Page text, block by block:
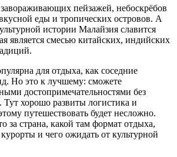
пейзажей, небоскрёбов
еды и тропических островов. А
истории Малайзия славится
является смесью китайских, индийских
для отдыха, как соседние
Но это к лучшему: сможете
достопримечательностями без
Тут хорошо развиты логистика и
путешествовать будет несложно.
за страна, какой там формат отдыха,
и чего ожидать от культурной